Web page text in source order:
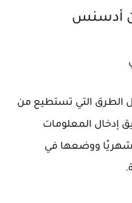
أدسنس
الطرق التي تستطيع من
إدخال المعلومات
شهريًا ووضعها في